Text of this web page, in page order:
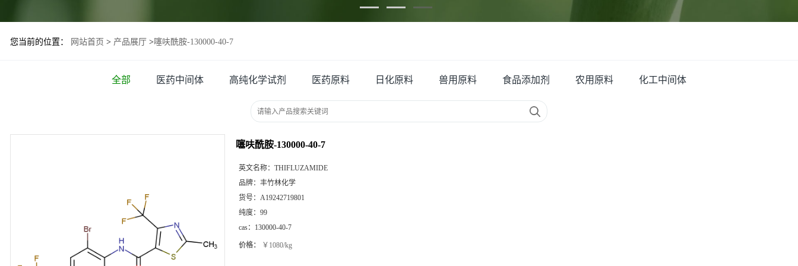
您当前的位置： 网站首页 > 产品展厅 >噻呋酰胺-130000-40-7
全部 医药中间体 高纯化学试剂 医药原料 日化原料 兽用原料 食品添加剂 农用原料 化工中间体
噻呋酰胺-130000-40-7
英文名称： THIFLUZAMIDE
品牌： 丰竹林化学
货号： A19242719801
纯度： 99
cas： 130000-40-7
价格： ￥1080/kg